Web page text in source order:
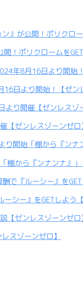
！ポリクロームを
日より開始！【ゼン
【ゼンレスゾーンゼロ
棚から『ンナンナ』」
シー』をGETしよう
スゾーンゼロ】